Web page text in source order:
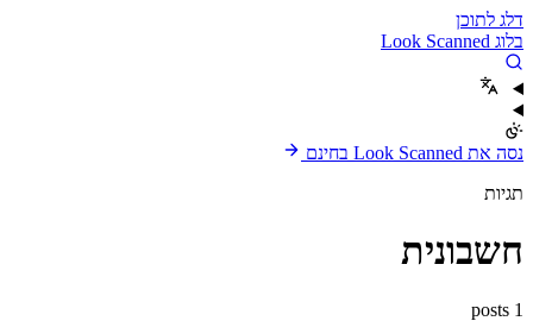
דלג לתוכן
בלוג Look Scanned
נסה את Look Scanned בחינם
תגיות
חשבונית
1 posts